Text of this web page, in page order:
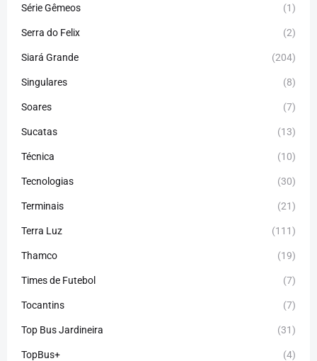
Série Gêmeos (1)
Serra do Felix (2)
Siará Grande (204)
Singulares (8)
Soares (7)
Sucatas (13)
Técnica (10)
Tecnologias (30)
Terminais (21)
Terra Luz (111)
Thamco (19)
Times de Futebol (7)
Tocantins (7)
Top Bus Jardineira (31)
TopBus+ (4)